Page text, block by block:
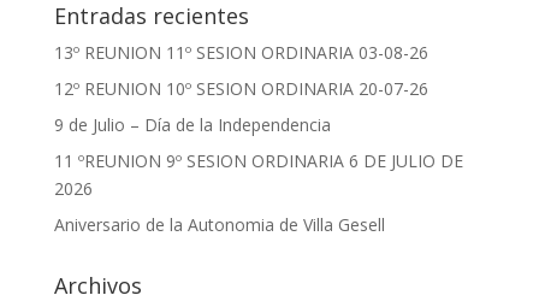
Entradas recientes
13º REUNION 11º SESION ORDINARIA 03-08-26
12º REUNION 10º SESION ORDINARIA 20-07-26
9 de Julio – Día de la Independencia
11 ºREUNION 9º SESION ORDINARIA 6 DE JULIO DE
2026
Aniversario de la Autonomia de Villa Gesell
Archivos